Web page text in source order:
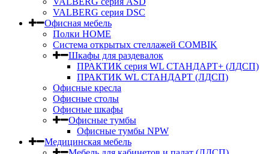
VALBERG серия DSC
Офисная мебель
Полки HOME
Система открытых стеллажей COMBIK
Шкафы для раздевалок
ПРАКТИК серия WL СТАНДАРТ+ (ЛДСП)
ПРАКТИК WL СТАНДАРТ (ЛДСП)
Офисные кресла
Офисные столы
Офисные шкафы
Офисные тумбы
Офисные тумбы NPW
Медицинская мебель